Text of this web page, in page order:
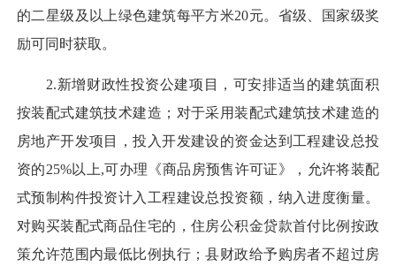
的二星级及以上绿色建筑每平方米20元。省级、国家级奖
励可同时获取。
2.新增财政性投资公建项目，可安排适当的建筑面积
按装配式建筑技术建造；对于采用装配式建筑技术建造的
房地产开发项目，投入开发建设的资金达到工程建设总投
资的25%以上,可办理《商品房预售许可证》，允许将装配
式预制构件投资计入工程建设总投资额，纳入进度衡量。
对购买装配式商品住宅的，住房公积金贷款首付比例按政
策允许范围内最低比例执行；县财政给予购房者不超过房